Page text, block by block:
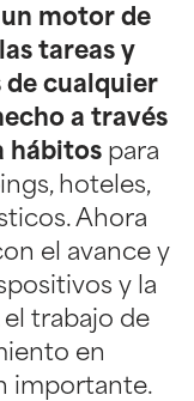
motor de
tareas y
cualquier
a través
hábitos para
hoteles,
Ahora
el avance y
y la
el trabajo de
en
importante.